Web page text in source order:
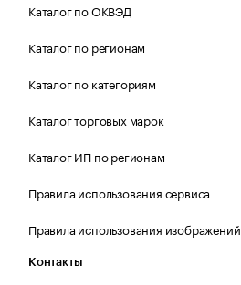
Каталог по ОКВЭД
Каталог по регионам
Каталог по категориям
Каталог торговых марок
Каталог ИП по регионам
Правила использования сервиса
Правила использования изображений
Контакты